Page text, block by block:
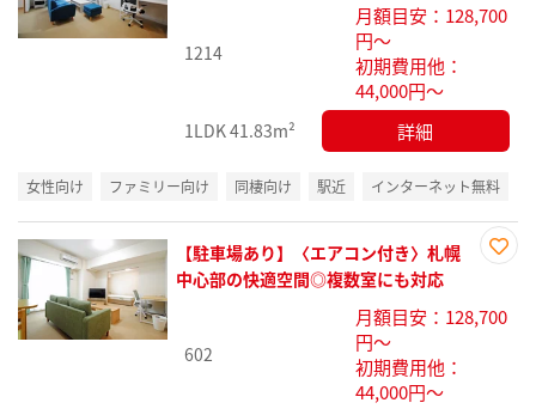
り登
1214
月額目安：128,700
円～
初期費用他：
44,000円～
1LDK41.83m² 詳細
女性向け ファミリー向け 同棲向け 駅近 インターネット無料
り登
【駐車場あり】〈エアコン付き〉札幌
中心部の快適空間◎複数室にも対応
602
月額目安：128,700
円～
初期費用他：
44,000円～